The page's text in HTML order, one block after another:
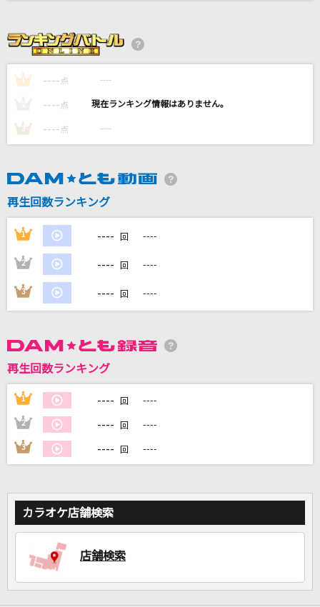
子門真人
蜜月アン・ドゥ・トロワ
DATEKEN feat.鏡音リン
[プロオケ]ごめんね…
槇原敬之(Makihara)
カラオケ最新情報をチェック！
1 ---- 点 ----
---- 点 ----
3 ---- 点 ----
再生回数ランキング
1 ---- 回 ----
2 ---- 回 ----
3 ---- 回 ----
再生回数ランキング
1 ---- 回 ----
2 ---- 回 ----
3 ---- 回 ----
カラオケ店舗検索
店舗検索